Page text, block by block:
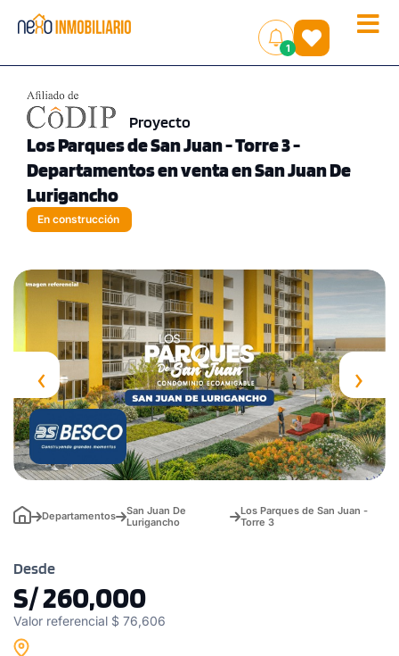
Toggle
1
()
Proyecto
Los Parques de San Juan - Torre 3 -
Departamentos en venta en San Juan De
Lurigancho
En construcción
‹ ›
Departamentos
San Juan De
Lurigancho
Los Parques de San Juan -
Torre 3
Desde
S/ 260,000
Valor referencial $ 76,606